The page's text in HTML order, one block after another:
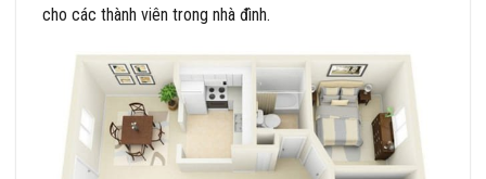
cho các thành viên trong nhà đình.